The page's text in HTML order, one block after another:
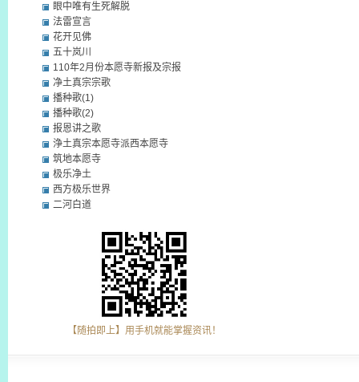
眼中唯有生死解脱
法雷宣言
花开见佛
五十岚川
110年2月份本愿寺新报及宗报
净土真宗宗歌
播种歌(1)
播种歌(2)
报恩讲之歌
浄土真宗本愿寺派西本愿寺
筑地本愿寺
极乐净土
西方极乐世界
二河白道
【随拍即上】用手机就能掌握资讯！